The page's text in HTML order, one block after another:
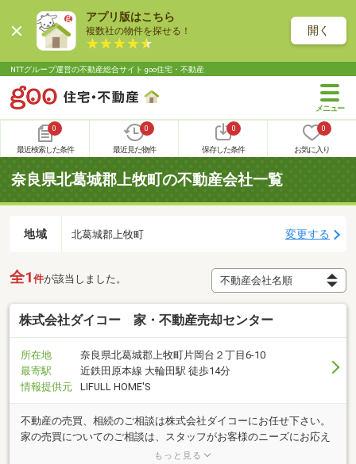
アプリ版はこちら
複数社の物件を探せる！ 開く
NTTグループ運営の不動産総合サイト goo住宅・不動産
0
最近検索した条件
0
最近見た物件
0
保存した条件
0
お気に入り
奈良県北葛城郡上牧町の不動産会社一覧
地域 北葛城郡上牧町 変更する
全1 件が該当しました。
株式会社ダイコー 家・不動産売却センター
所在地
奈良県北葛城郡上牧町片岡台２丁目6-10
最寄駅
近鉄田原本線 大輪田駅 徒歩14分
情報提供元
LIFULL HOME'S
不動産の売買、相続のご相談は株式会社ダイコーにお任せ下さい。
家の売買についてのご相談は、スタッフがお客様のニーズにお応え
し親身になってお客様のご希望される物件をお探しさせていただき
もっと見る